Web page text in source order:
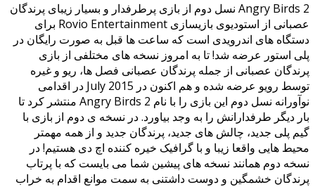
Angry Birds 2 نسل دوم از بازی پرطرفدار و بسیار زیبای پرندگان
عصبانی از استودیوی بازیسازی Rovio Entertainment برای
دستگاه های اندرویدی است که ساعت ها قبل به صورت رایگان در
پلی استور عرضه شد! تا به امروز نسخه های مختلفی از بازی
پرندگان عصبانی از جمله پرندگان عصبانی فصل ها، ریو و غیره
توسط رویو عرضه شده و هم اکنون در July 2015 در اقدامی
نوآورانه نسل دوم این بازی را با نام Angry Birds 2 منتشر کرد تا
بار دیگر طرفدارانش را به وجد بیاورد. در نسخه ی دوم از بازی با
گیم پلی جدید، چالش های جدید، پرندگان جدید و از همه مهمتر
محیط هایی واقعا زیبا و با گرافیک خیره کننده اچ دی هستیم! در
نسخه دوم همانند نسخه های پیشین شما می بایست که با پرتاب
پرندگان خشمگین و دوست داشتنی به سمت موانع اقدام به خراب